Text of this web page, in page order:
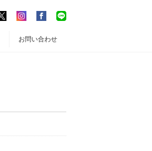
お問い合わせ